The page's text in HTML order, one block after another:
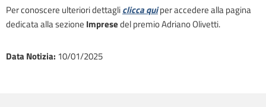
Per conoscere ulteriori dettagliclicca quiper accedere alla pagina
dedicata alla sezione Impresedel premio Adriano Olivetti.
Data Notizia: 10/01/2025